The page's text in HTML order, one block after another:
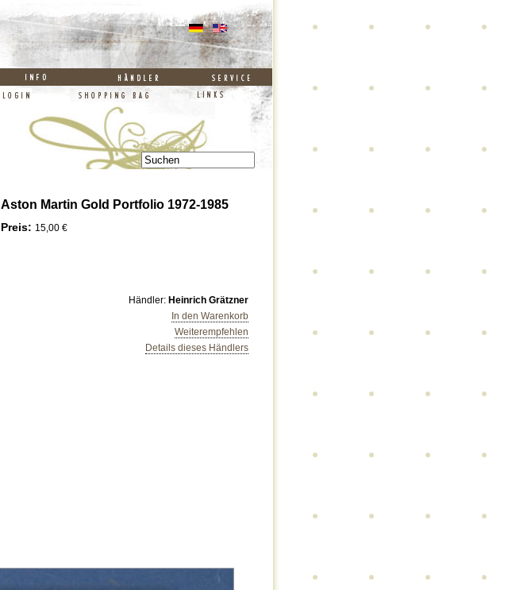
Aston Martin Gold Portfolio 1972-1985
Preis: 15,00 €
Weiterempfehlen
In den Warenkorb
Händler: Heinrich Grätzner
Details dieses Händlers